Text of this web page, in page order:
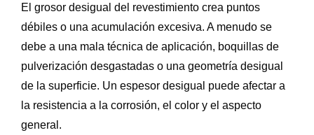
El grosor desigual del revestimiento crea puntos
débiles o una acumulación excesiva. A menudo se
debe a una mala técnica de aplicación, boquillas de
pulverización desgastadas o una geometría desigual
de la superficie. Un espesor desigual puede afectar a
la resistencia a la corrosión, el color y el aspecto
general.